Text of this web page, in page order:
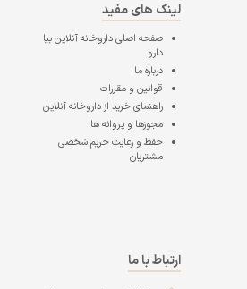
لینک های مفید
صفحه اصلیداروخانه آنلاین بیا
دارو
درباره ما
قوانین و مقررات
راهنمای خرید از داروخانه آنلاین
مجوزها و پروانه ها
حفظ و رعایت حریم شخصی
مشتریان
ارتباط با ما